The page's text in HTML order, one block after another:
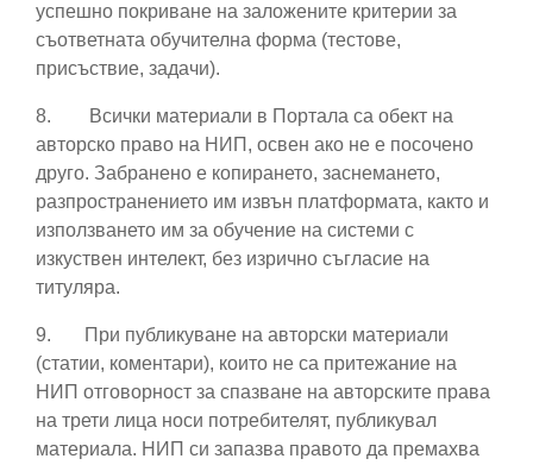
успешно покриване на заложените критерии за
съответната обучителна форма (тестове,
присъствие, задачи).
8.
Всички материали в Портала са обект на
авторско право на НИП, освен ако не е посочено
друго. Забранено е копирането, заснемането,
разпространението им извън платформата, както и
използването им за обучение на системи с
изкуствен интелект, без изрично съгласие на
титуляра.
9.
При публикуване на авторски материали
(статии, коментари), които не са притежание на
НИП отговорност за спазване на авторските права
на трети лица носи потребителят, публикувал
материала. НИП си запазва правото да премахва